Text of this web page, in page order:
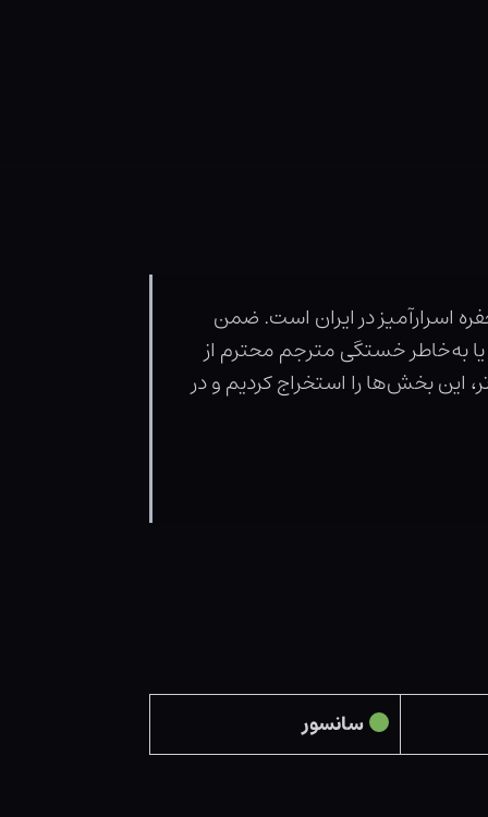
اسرارآمیز در ایران است. ضمن
به‌خاطر خستگی مترجم محترم از
این بخش‌ها را استخراج کردیم و در
سانسور